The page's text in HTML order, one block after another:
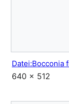
Datei:Bocconia
640 × 512